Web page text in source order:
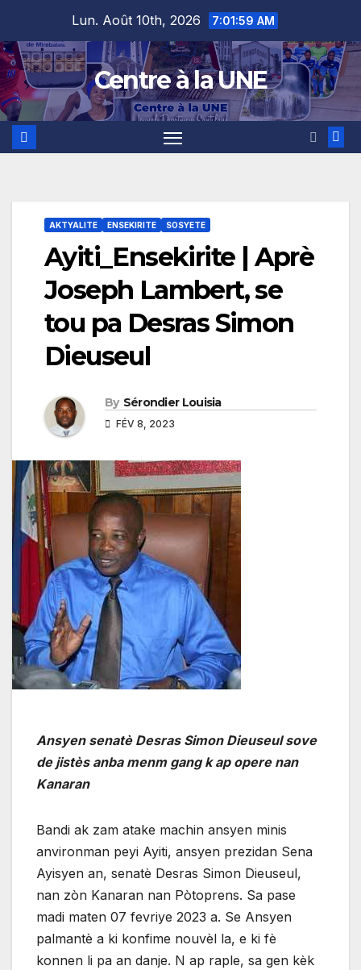
content
Lun. Août 10th, 2026 7:02:00 AM
Centre à la UNE
AKTYALITE ENSEKIRITE SOSYETE
Ayiti_Ensekirite | Aprè
Joseph Lambert, se
tou pa Desras Simon
Dieuseul
By Sérondier Louisia
FÉV 8, 2023
Ansyen senatè Desras Simon Dieuseul sove
de jistès anba menm gang k ap opere nan
Kanaran
Bandi ak zam atake machin ansyen minis
anvironman peyi Ayiti, ansyen prezidan Sena
Ayisyen an, senatè Desras Simon Dieuseul,
nan zòn Kanaran nan Pòtoprens. Sa pase
madi maten 07 fevriye 2023 a. Se Ansyen
palmantè a ki konfime nouvèl la, e ki fè
konnen li pa an danje. N ap raple, sa gen kèk